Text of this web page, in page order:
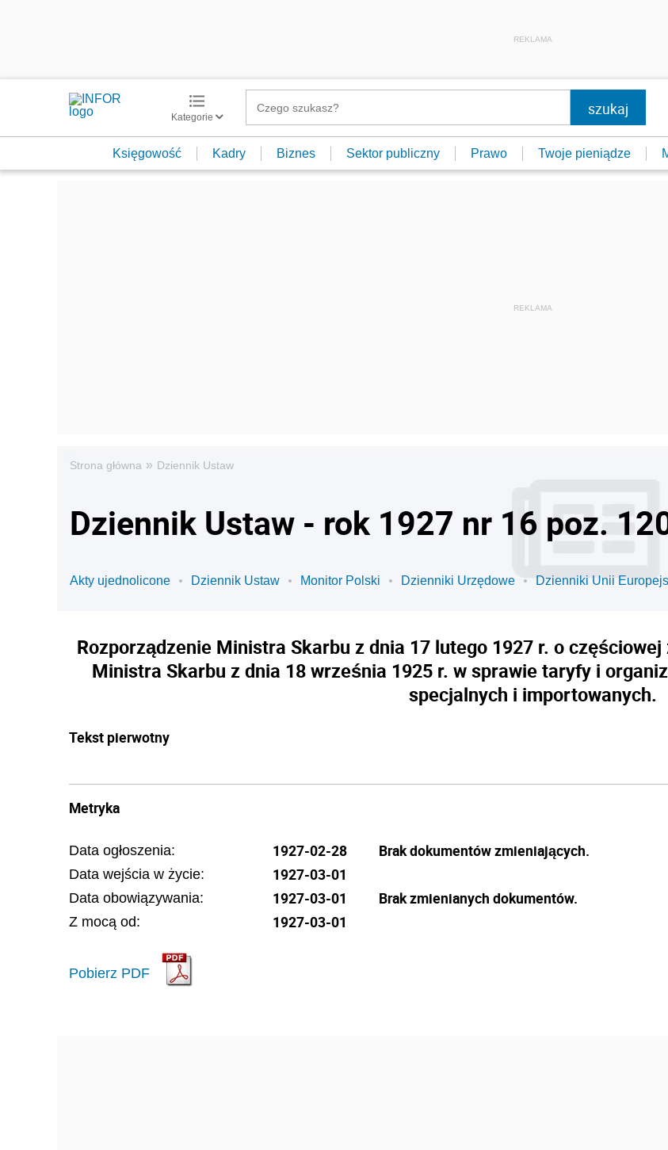
REKLAMA
Kategorie
Księgowość Kadry Biznes Sektor publiczny Prawo Twoje pieniądze
Strona główna » Dziennik Ustaw
Dziennik Ustaw - rok 1927 nr 16 poz.
Akty ujednolicone Dziennik Ustaw Monitor Polski Dzienniki Urzędowe Dzienniki Unii
Rozporządzenie Ministra Skarbu z dnia 17 lutego 1927 r. o
Ministra Skarbu z dnia 18 września 1925 r. w sprawie taryfy i
specjalnych i importowanych.
Tekst pierwotny
Metryka
Data ogłoszenia: 1927-02-28
Data wejścia w życie: 1927-03-01
Data obowiązywania: 1927-03-01
Z mocą od: 1927-03-01
Pobierz PDF
Brak dokumentów zmieniających.
Brak zmienianych dokumentów.